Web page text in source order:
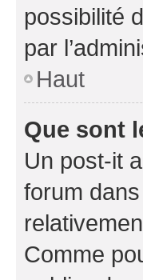
possibilité
par
Haut
Que sont
Un post-it
forum
Comme